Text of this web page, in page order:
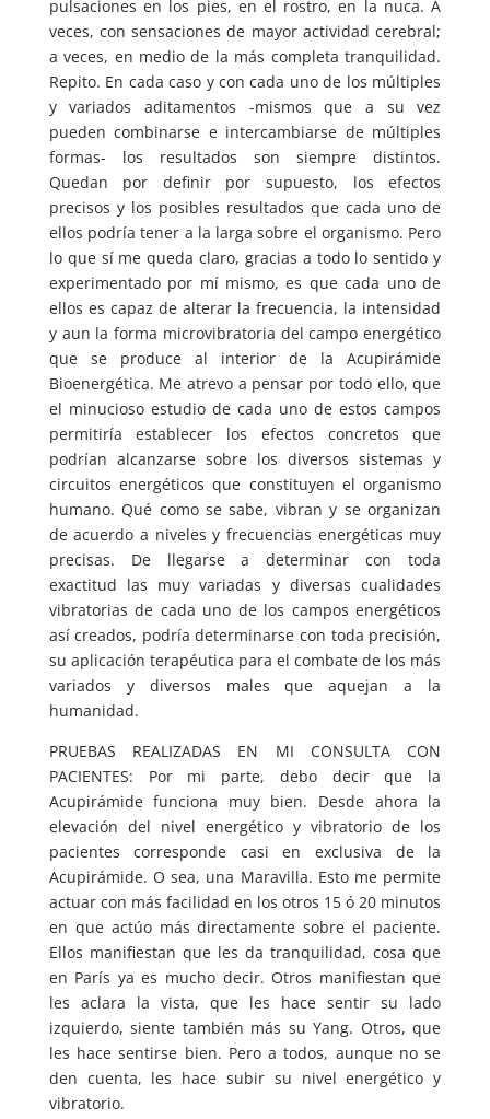
pulsaciones en los pies, en el rostro, en la nuca. A
veces, con sensaciones de mayor actividad cerebral;
a veces, en medio de la más completa tranquilidad.
Repito. En cada caso y con cada uno de los múltiples
y variados aditamentos -mismos que a su vez
pueden combinarse e intercambiarse de múltiples
formas- los resultados son siempre distintos.
Quedan por definir por supuesto, los efectos
precisos y los posibles resultados que cada uno de
ellos podría tener a la larga sobre el organismo. Pero
lo que sí me queda claro, gracias a todo lo sentido y
experimentado por mí mismo, es que cada uno de
ellos es capaz de alterar la frecuencia, la intensidad
y aun la forma microvibratoria del campo energético
que se produce al interior de la Acupirámide
Bioenergética. Me atrevo a pensar por todo ello, que
el minucioso estudio de cada uno de estos campos
permitiría establecer los efectos concretos que
podrían alcanzarse sobre los diversos sistemas y
circuitos energéticos que constituyen el organismo
humano. Qué como se sabe, vibran y se organizan
de acuerdo a niveles y frecuencias energéticas muy
precisas. De llegarse a determinar con toda
exactitud las muy variadas y diversas cualidades
vibratorias de cada uno de los campos energéticos
así creados, podría determinarse con toda precisión,
su aplicación terapéutica para el combate de los más
variados y diversos males que aquejan a la
humanidad.
PRUEBAS REALIZADAS EN MI CONSULTA CON
PACIENTES: Por mi parte, debo decir que la
Acupirámide funciona muy bien. Desde ahora la
elevación del nivel energético y vibratorio de los
pacientes corresponde casi en exclusiva de la
Acupirámide. O sea, una Maravilla. Esto me permite
actuar con más facilidad en los otros 15 ó 20 minutos
en que actúo más directamente sobre el paciente.
Ellos manifiestan que les da tranquilidad, cosa que
en París ya es mucho decir. Otros manifiestan que
les aclara la vista, que les hace sentir su lado
izquierdo, siente también más su Yang. Otros, que
les hace sentirse bien. Pero a todos, aunque no se
den cuenta, les hace subir su nivel energético y
vibratorio.